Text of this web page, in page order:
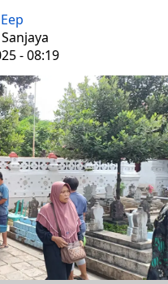
Eep
- 08:19